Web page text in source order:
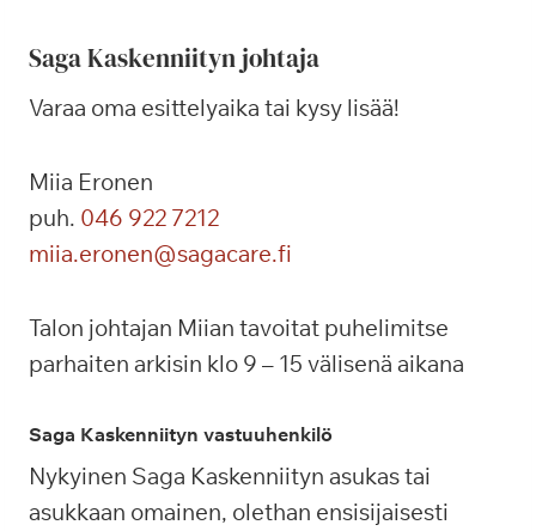
Saga Kaskenniityn johtaja
Varaa oma esittelyaika tai kysy lisää!
Miia Eronen
puh. 046 922 7212
miia.eronen@sagacare.fi
Talon johtajan Miian tavoitat puhelimitse
parhaiten arkisin klo 9 – 15 välisenä aikana
Saga Kaskenniityn vastuuhenkilö
Nykyinen Saga Kaskenniityn asukas tai
asukkaan omainen, olethan ensisijaisesti